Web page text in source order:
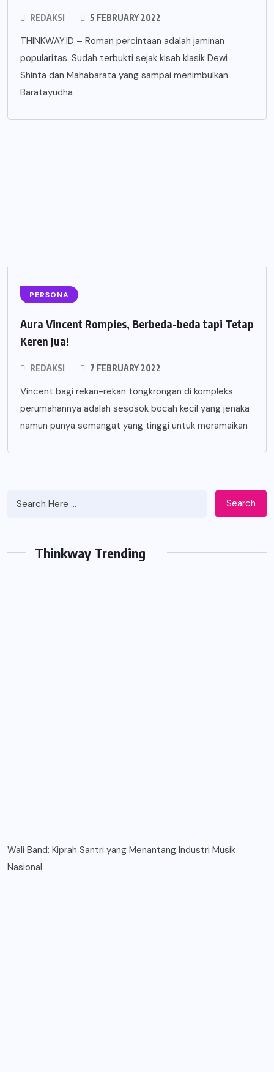
REDAKSI 5 FEBRUARY 2022
THINKWAY.ID – Roman percintaan adalah jaminan
popularitas. Sudah terbukti sejak kisah klasik Dewi
Shinta dan Mahabarata yang sampai menimbulkan
Baratayudha
PERSONA
Aura Vincent Rompies, Berbeda-beda tapi Tetap
Keren Jua!
REDAKSI 7 FEBRUARY 2022
Vincent bagi rekan-rekan tongkrongan di kompleks
perumahannya adalah sesosok bocah kecil yang jenaka
namun punya semangat yang tinggi untuk meramaikan
Search
Thinkway Trending
Wali Band: Kiprah Santri yang Menantang Industri Musik
Nasional